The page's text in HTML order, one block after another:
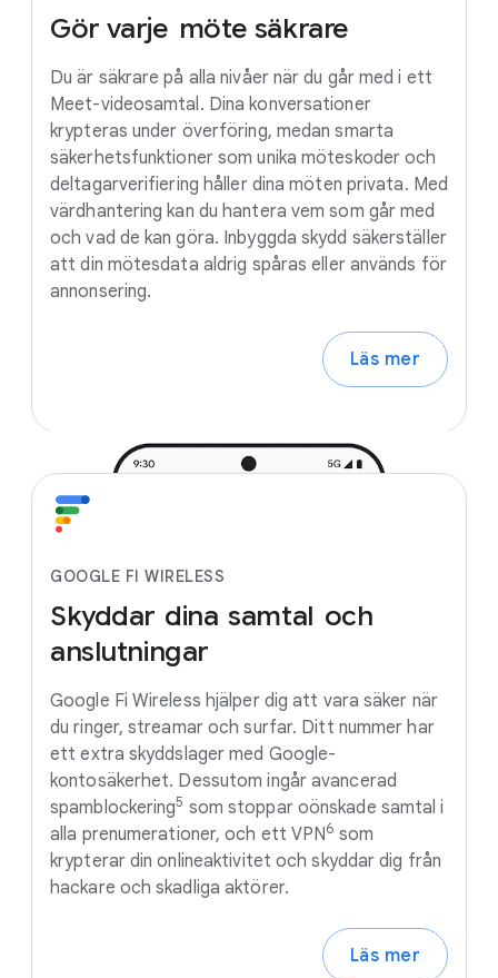
Gör varje möte säkrare
Du är säkrare på alla nivåer när du går med i ett
Meet-videosamtal. Dina konversationer
krypteras under överföring, medan smarta
säkerhetsfunktioner som unika möteskoder och
deltagarverifiering håller dina möten privata. Med
värdhantering kan du hantera vem som går med
och vad de kan göra. Inbyggda skydd säkerställer
att din mötesdata aldrig spåras eller används för
annonsering.
Läs mer
GOOGLE FI WIRELESS
Skyddar dina samtal och
anslutningar
Google Fi Wireless hjälper dig att vara säker när
du ringer, streamar och surfar. Ditt nummer har
ett extra skyddslager med Google-
kontosäkerhet. Dessutom ingår avancerad
spamblockering5 som stoppar oönskade samtal i
alla prenumerationer, och ett VPN6 som
krypterar din onlineaktivitet och skyddar dig från
hackare och skadliga aktörer.
Läs mer